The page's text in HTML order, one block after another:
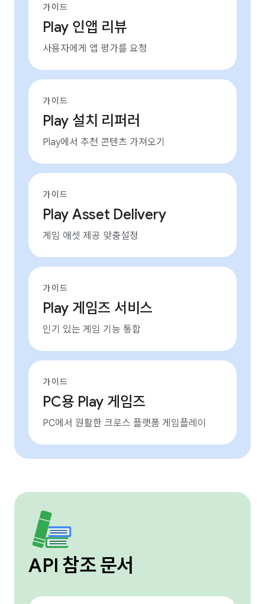
가이드
Play 인앱 리뷰
사용자에게 앱 평가를 요청
가이드
Play 설치 리퍼러
Play에서 추천 콘텐츠 가져오기
가이드
Play Asset Delivery
게임 애셋 제공 맞춤설정
가이드
Play 게임즈 서비스
인기 있는 게임 기능 통합
가이드
PC용 Play 게임즈
PC에서 원활한 크로스 플랫폼 게임플레이
API 참조 문서